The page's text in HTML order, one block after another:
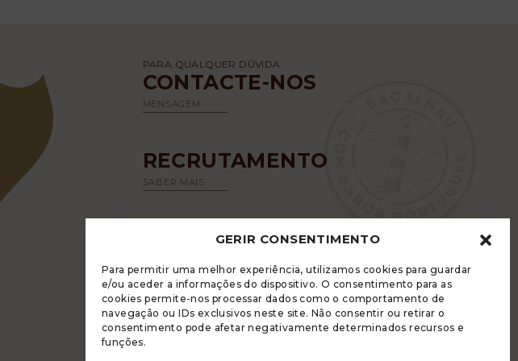
GERIR CONSENTIMENTO
Para permitir uma melhor experiência, utilizamos cookies para guardar
e/ou aceder a informações do dispositivo. O consentimento para as
cookies permite-nos processar dados como o comportamento de
navegação ou IDs exclusivos neste site. Não consentir ou retirar o
consentimento pode afetar negativamente determinados recursos e
funções.
PARA QUALQUER DÚVIDA
CONTACTE-NOS
MENSAGEM
RECRUTAMENTO
SABER MAIS
A LUGRADE DISPÕE DE UM LIVRO DE
RECLAMAÇÕES ELETRÓNICO